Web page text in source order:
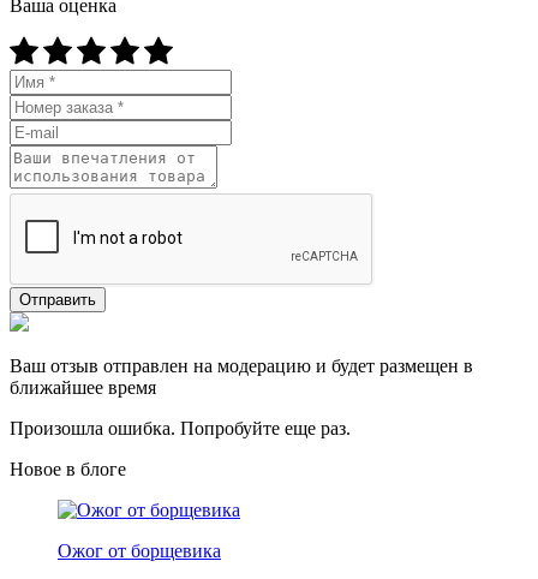
Ваша оценка
Отправить
Ваш отзыв отправлен на модерацию и будет размещен в
ближайшее время
Произошла ошибка. Попробуйте еще раз.
Новое в блоге
Ожог от борщевика